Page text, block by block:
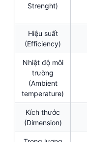
Strenght)
Hiệu suất
(Efficiency)
Nhiệt độ môi
trường
(Ambient
temperature)
Kích thước
(Dimension)